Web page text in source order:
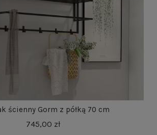
ścienny Gorm z półką 70 cm
745,00 zł